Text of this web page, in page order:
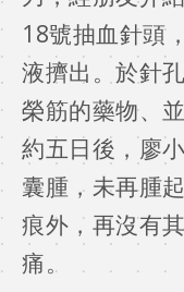
18號抽血針頭
液擠出。於針
榮筋的藥物、
約五日後，廖
囊腫，未再腫
痕外，再沒有
痛。